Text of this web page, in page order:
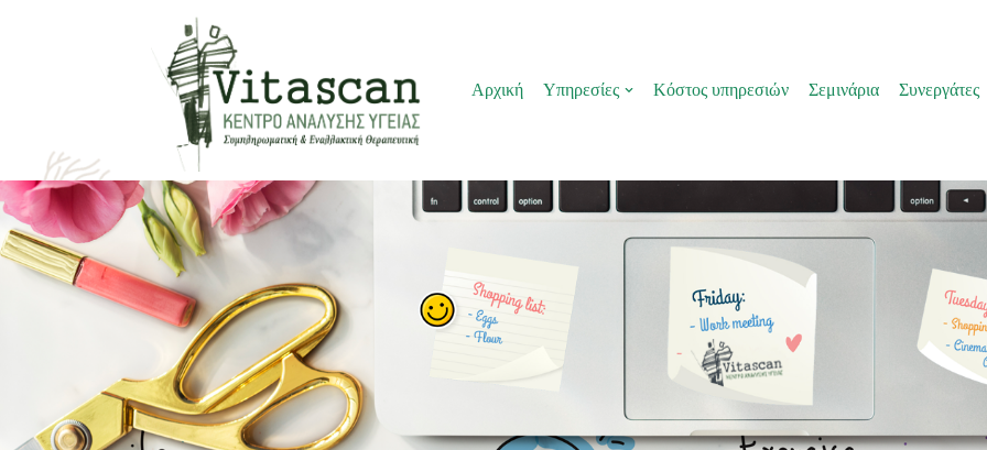
Αρχική Υπηρεσίες Κόστος υπηρεσιών Σεμινάρια Συνεργάτες